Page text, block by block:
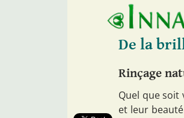
De la
Rinçage
Quel que soit
et leur